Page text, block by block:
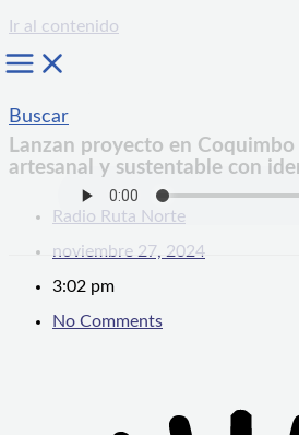
Ir al contenido
Buscar
Lanzan proyecto en
artesanal y sustentable con
Radio Ruta Norte
noviembre 27, 2024
3:02 pm
No Comments